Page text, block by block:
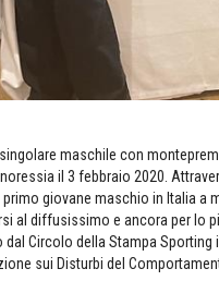
maschile con
il 3 febbraio 2020.
giovane maschio in Italia a
al diffusissimo e ancora per lo
Circolo della Stampa Sporting
sui Disturbi del